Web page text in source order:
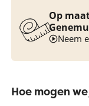
Op
Neem
Hoe mogen